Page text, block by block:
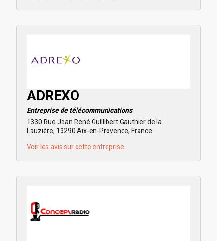
ADREXO
Entreprise de télécommunications
1330 Rue Jean René Guillibert Gauthier de la
Lauzière, 13290 Aix-en-Provence, France
Voir les avis sur cette entreprise